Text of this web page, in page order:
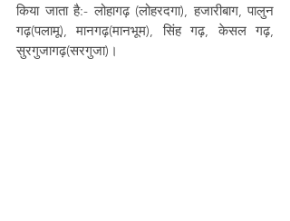
किया जाता है:- लोहागढ़ (लोहरदगा), हजारीबाग, पालुन
गढ़(पलामू), मानगढ़(मानभूम), सिंह गढ़, केसल गढ़,
सुरगुजागढ़(सरगुजा)।